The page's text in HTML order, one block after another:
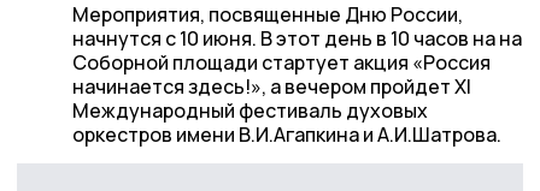
Мероприятия, посвященные Дню России,
начнутся с 10 июня. В этот день в 10 часов на на
Соборной площади стартует акция «Россия
начинается здесь!», а вечером пройдет XI
Международный фестиваль духовых
оркестров имени В.И.Агапкина и А.И.Шатрова.